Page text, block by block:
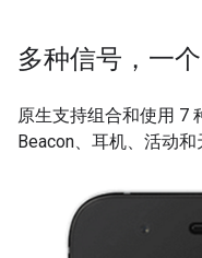
多种信号，一
原生支持组合和使用 7
Beacon、耳机、活动和